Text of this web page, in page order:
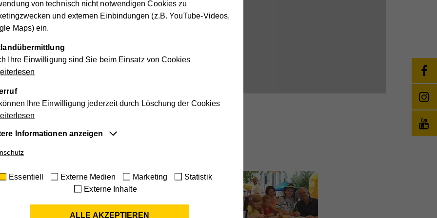
Veranstaltungen:
von technisch nicht notwendigen Cookies zu
und externen Einbindungen (z.B. YouTube-Videos,
Maps) ein.
Ihre Einwilligung sind Sie beim Einsatz von Cookies
Ihre Einwilligung jederzeit durch Löschung der Cookies
und unterstützen wichtige Funktionen wie den technischen
der Webseite, um sicherzustellen, dass sie so funktioniert wie
Ihnen erwartet.
Informationen anzeigen
Informationen anzeigen
Essentiell Externe Medien Marketing
Statistik
Externe Inhalte
ALLE AKZEPTIEREN